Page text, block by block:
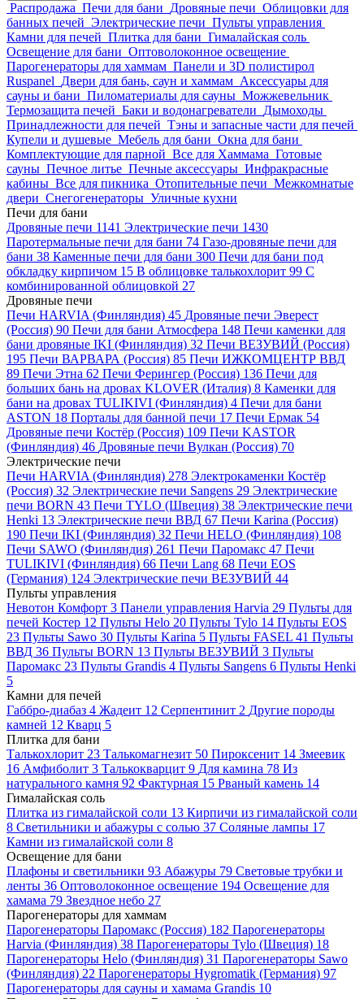
Распродажа Печи для бани Дровяные печи Облицовки для
банных печей Электрические печи Пульты управления
Камни для печей Плитка для бани Гималайская соль
Освещение для бани Оптоволоконное освещение
Парогенераторы для хаммам Панели и 3D полистирол
Ruspanel Двери для бань, саун и хаммам Аксессуары для
сауны и бани Пиломатериалы для сауны Можжевельник
Термозащита печей Баки и водонагреватели Дымоходы
Принадлежности для печей Тэны и запасные части для печей
Купели и душевые Мебель для бани Окна для бани
Комплектующие для парной Все для Хаммама Готовые
сауны Печное литье Печные аксессуары Инфракрасные
кабины Все для пикника Отопительные печи Межкомнатые
двери Снегогенераторы Уличные кухни
Печи для бани
Дровяные печи 1141 Электрические печи 1430
Паротермальные печи для бани 74 Газо-дровяные печи для
бани 38 Каменные печи для бани 300 Печи для бани под
обкладку кирпичом 15 В облицовке талькохлорит 99 С
комбинированной облицовкой 27
Дровяные печи
Печи HARVIA (Финляндия) 45 Дровяные печи Эверест
(Россия) 90 Печи для бани Атмосфера 148 Печи каменки для
бани дровяные IKI (Финляндия) 32 Печи ВЕЗУВИЙ (Россия)
195 Печи ВАРВАРА (Россия) 85 Печи ИЖКОМЦЕНТР ВВД
89 Печи Этна 62 Печи Ферингер (Россия) 136 Печи для
больших бань на дровах KLOVER (Италия) 8 Каменки для
бани на дровах TULIKIVI (Финляндия) 4 Печи для бани
ASTON 18 Порталы для банной печи 17 Печи Ермак 54
Дровяные печи Костёр (Россия) 109 Печи KASTOR
(Финляндия) 46 Дровяные печи Вулкан (Россия) 70
Электрические печи
Печи HARVIA (Финляндия) 278 Электрокаменки Костёр
(Россия) 32 Электрические печи Sangens 29 Электрические
печи BORN 43 Печи TYLO (Швеция) 38 Электрические печи
Henki 13 Электрические печи ВВД 67 Печи Karina (Россия)
190 Печи IKI (Финляндия) 32 Печи HELO (Финляндия) 108
Печи SAWO (Финляндия) 261 Печи Паромакс 47 Печи
TULIKIVI (Финляндия) 66 Печи Lang 68 Печи EOS
(Германия) 124 Электрические печи ВЕЗУВИЙ 44
Пульты управления
Невотон Комфорт 3 Панели управления Harvia 29 Пульты для
печей Костер 12 Пульты Helo 20 Пульты Tylo 14 Пульты EOS
23 Пульты Sawo 30 Пульты Karina 5 Пульты FASEL 41 Пульты
ВВД 36 Пульты BORN 13 Пульты ВЕЗУВИЙ 3 Пульты
Паромакс 23 Пульты Grandis 4 Пульты Sangens 6 Пульты Henki
5
Камни для печей
Габбро-диабаз 4 Жадеит 12 Серпентинит 2 Другие породы
камней 12 Кварц 5
Плитка для бани
Талькохлорит 23 Талькомагнезит 50 Пироксенит 14 Змеевик
16 Амфиболит 3 Талькокварцит 9 Для камина 78 Из
натурального камня 92 Фактурная 15 Рваный камень 14
Гималайская соль
Плитка из гималайской соли 13 Кирпичи из гималайской соли
8 Светильники и абажуры с солью 37 Соляные лампы 17
Камни из гималайской соли 8
Освещение для бани
Плафоны и светильники 93 Абажуры 79 Световые трубки и
ленты 36 Оптоволоконное освещение 194 Освещение для
хамама 79 Звездное небо 27
Парогенераторы для хаммам
Парогенераторы Паромакс (Россия) 182 Парогенераторы
Harvia (Финляндия) 38 Парогенераторы Tylo (Швеция) 18
Парогенераторы Helo (Финляндия) 31 Парогенераторы Sawo
(Финляндия) 22 Парогенераторы Hygromatik (Германия) 97
Парогенераторы для сауны и хамама Grandis 10